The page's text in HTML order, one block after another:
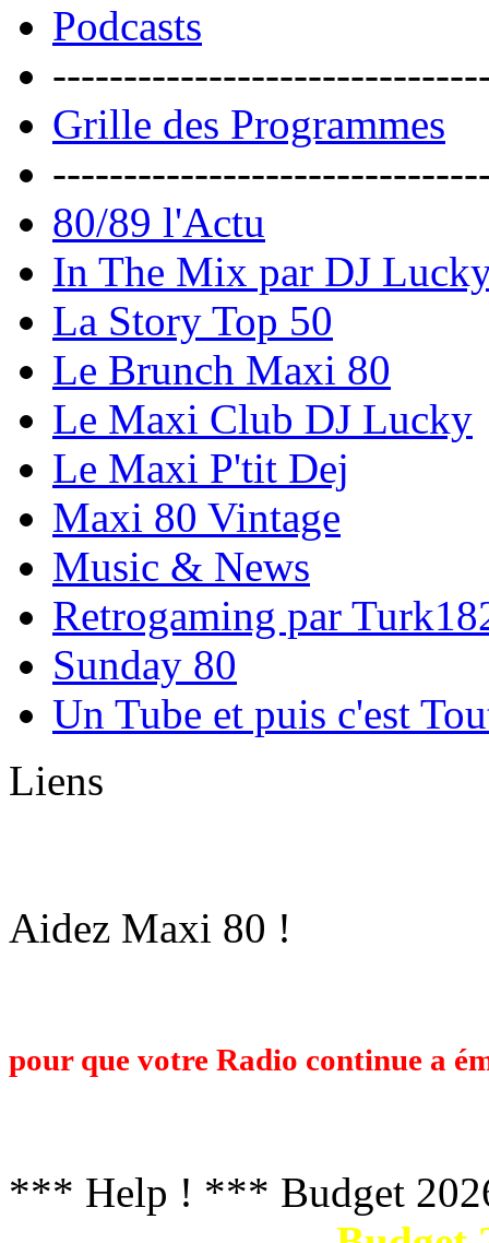
Podcasts
Grille des Programmes
80/89 l'Actu
In The Mix par DJ
La Story Top 50
Le Brunch Maxi 80
Le Maxi Club DJ Lucky
Le Maxi P'tit Dej
Maxi 80 Vintage
Music & News
Retrogaming par
Sunday 80
Un Tube et puis c'est
Liens
Aidez Maxi 80 !
pour que votre Radio continue a
*** Help ! *** Budget